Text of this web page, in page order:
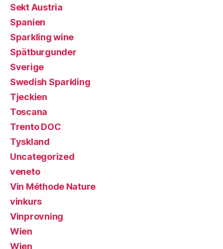
Sekt Austria
Spanien
Sparkling wine
Spätburgunder
Sverige
Swedish Sparkling
Tjeckien
Toscana
Trento DOC
Tyskland
Uncategorized
veneto
Vin Méthode Nature
vinkurs
Vinprovning
Wien
Wien